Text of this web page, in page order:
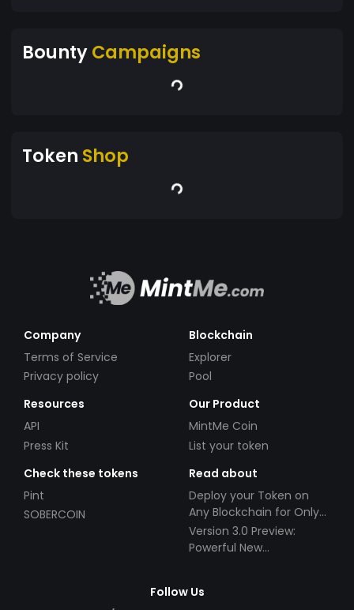
BountyCampaigns
Token Shop
Company
Terms of Service
Privacy policy
Blockchain
Explorer
Pool
Resources
API
Press Kit
Our Product
MintMe Coin
List your token
Check these tokens
Pint
SOBERCOIN
Read about
Deploy your Token on
Any Blockchain for Only
$49!
Version 3.0 Preview:
Powerful New
Follow Us